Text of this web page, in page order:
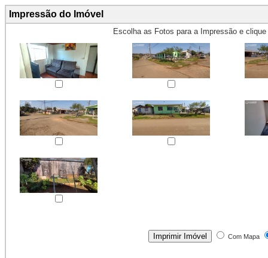
Impressão do Imóvel
Escolha as Fotos para a Impressão e clique
Com Mapa